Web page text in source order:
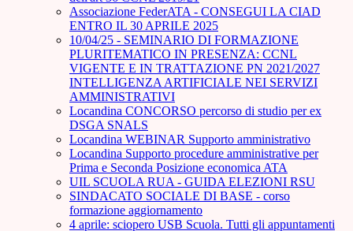
Associazione FederATA - CONSEGUI LA CIAD
ENTRO IL 30 APRILE 2025
10/04/25 - SEMINARIO DI FORMAZIONE
PLURITEMATICO IN PRESENZA: CCNL
VIGENTE E IN TRATTAZIONE PN 2021/2027
INTELLIGENZA ARTIFICIALE NEI SERVIZI
AMMINISTRATIVI
Locandina CONCORSO percorso di studio per ex
DSGA SNALS
Locandina WEBINAR Supporto amministrativo
Locandina Supporto procedure amministrative per
Prima e Seconda Posizione economica ATA
UIL SCUOLA RUA - GUIDA ELEZIONI RSU
SINDACATO SOCIALE DI BASE - corso
formazione aggiornamento
4 aprile: sciopero USB Scuola. Tutti gli appuntamenti